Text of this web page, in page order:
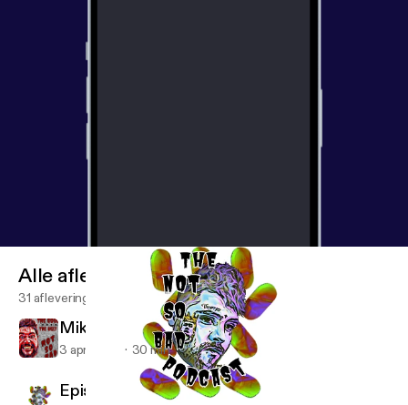
Alle afleveringen
31 afleveringen
Mike Farren tells his story
3 apr 2020 30 min
Episode 37